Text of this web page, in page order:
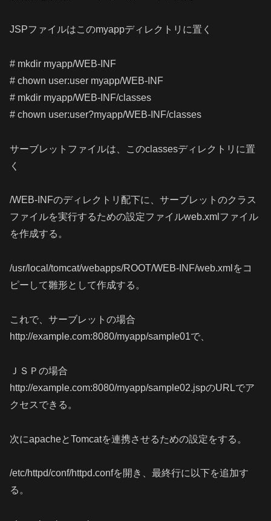
JSPファイルはこのmyappディレクトリに置く
# mkdir myapp/WEB-INF
# chown user:user myapp/WEB-INF
# mkdir myapp/WEB-INF/classes
# chown user:user?myapp/WEB-INF/classes
サーブレットファイルは、このclassesディレクトリに置
く
/WEB-INFのディレクトリ配下に、サーブレットのクラス
ファイルを実行するための設定ファイルweb.xmlファイル
を作成する。
/usr/local/tomcat/webapps/ROOT/WEB-INF/web.xmlをコ
ピーして雛形として作成する。
これで、サーブレットの場合
http://example.com:8080/myapp/sample01で、
ＪＳＰの場合
http://example.com:8080/myapp/sample02.jspのURLでア
クセスできる。
次にapacheとTomcatを連携させるための設定をする。
/etc/httpd/conf/httpd.confを開き、最終行に以下を追加す
る。